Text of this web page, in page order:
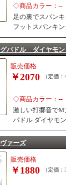
◇商品カラー：--
足の裏でスパン
フットスパンキ
グパドル ダイヤモン
販売価格
￥2070 （定価
◇商品カラー：--
激しい打擲音で
パドル ダイヤモ
ァーズ
販売価格
￥1880 （定価